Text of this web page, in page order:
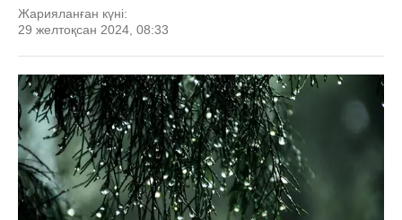
Жарияланған күні:
29 желтоқсан 2024, 08:33